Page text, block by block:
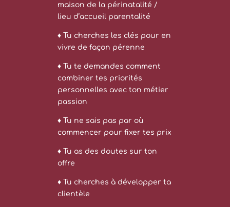
maison de la périnatalité /
lieu d’accueil parentalité
♦ Tu cherches les clés pour en
vivre de façon pérenne
♦ Tu te demandes comment
combiner tes priorités
personnelles avec ton métier
passion
♦ Tu ne sais pas par où
commencer pour fixer tes prix
♦ Tu as des doutes sur ton
offre
♦ Tu cherches à développer ta
clientèle